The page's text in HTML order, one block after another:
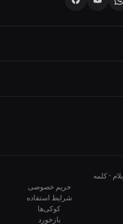
حریم خصوصی
شرایط استفاده
کوکی‌ها
بازخورد
10